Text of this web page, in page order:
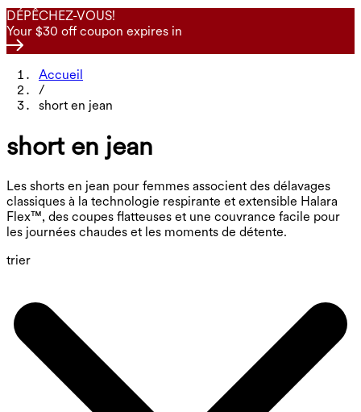
DÉPÊCHEZ-VOUS!
Your $30 off coupon expires in
Accueil
/
short en jean
short en jean
Les shorts en jean pour femmes associent des délavages
classiques à la technologie respirante et extensible Halara
Flex™, des coupes flatteuses et une couvrance facile pour
les journées chaudes et les moments de détente.
trier